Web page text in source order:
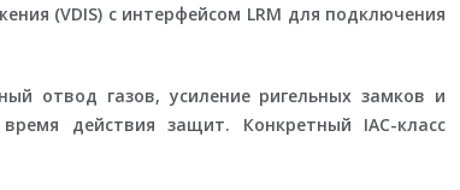
(VDIS) с интерфейсом LRM для подключения
отвод газов, усиление ригельных замков и
действия защит. Конкретный IAC-класс